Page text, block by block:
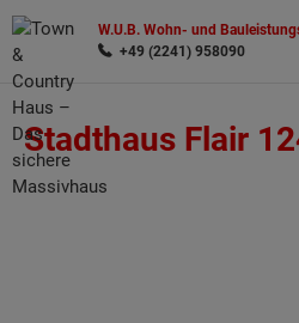
W.U.B. Wohn- und
+49 (2241) 958090
Stadthaus Flair
Wonach möchten Sie